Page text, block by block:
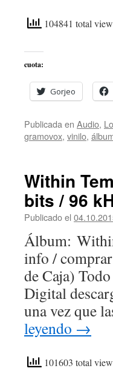
104841 total
cuota:
Gorjeo
Publicada en Audio,
gramovox, vinilo,
Within
bits / 96
Publicado el
Álbum:
info /
de Caja)
Digital
una vez que
leyendo →
101603 total